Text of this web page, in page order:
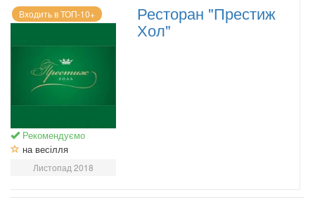
Входить в ТОП-10+
Рекомендуємо
на весілля
Листопад 2018
Ресторан "Престиж
Хол"